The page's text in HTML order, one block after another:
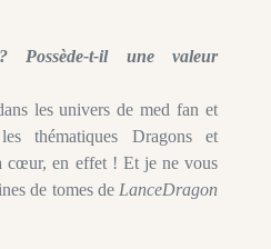
Possède-t-il une valeur
les univers de med fan et
thématiques Dragons et
cœur, en effet ! Et je ne vous
de tomes de LanceDragon